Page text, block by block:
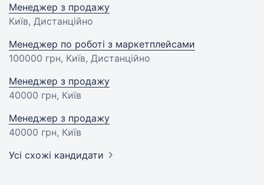
Менеджер з продажу
Київ, Дистанційно
Менеджер по роботі з маркетплейсами
100000 грн, Київ, Дистанційно
Менеджер з продажу
40000 грн, Київ
Менеджер з продажу
40000 грн, Київ
Усі схожі кандидати